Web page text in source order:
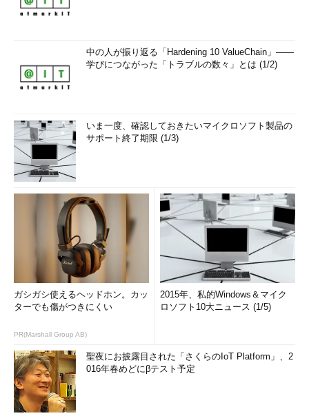
中の人が振り返る「Hardening 10 ValueChain」――
学びにつながった「トラブルの数々」とは (1/2)
いま一度、確認しておきたいマイクロソフト製品の
サポート終了期限 (1/3)
ガシガシ使えるヘッドホン。カッ
ターでも傷がつきにくい
PR(Marshall Group AB)
2015年、私的Windows＆マイク
ロソフト10大ニュース (1/5)
聖夜にお披露目された「さくらのIoT Platform」、2
016年春めどにβテスト予定